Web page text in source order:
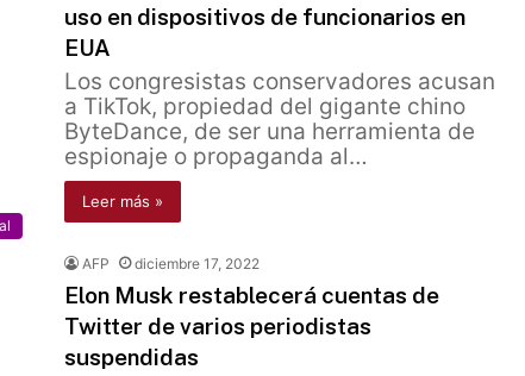
uso en dispositivos de funcionarios en
EUA
Los congresistas conservadores acusan
a TikTok, propiedad del gigante chino
ByteDance, de ser una herramienta de
espionaje o propaganda al…
Leer más »
AFP diciembre 17, 2022
Elon Musk restablecerá cuentas de
Twitter de varios periodistas
suspendidas